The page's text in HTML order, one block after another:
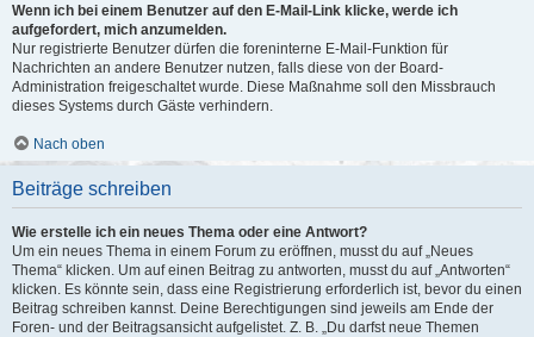
Wenn ich bei einem Benutzer auf den E-Mail-Link klicke, werde ich
aufgefordert, mich anzumelden.
Nur registrierte Benutzer dürfen die foreninterne E-Mail-Funktion für
Nachrichten an andere Benutzer nutzen, falls diese von der Board-
Administration freigeschaltet wurde. Diese Maßnahme soll den Missbrauch
dieses Systems durch Gäste verhindern.
Nach oben
Beiträge schreiben
Wie erstelle ich ein neues Thema oder eine Antwort?
Um ein neues Thema in einem Forum zu eröffnen, musst du auf „Neues
Thema“ klicken. Um auf einen Beitrag zu antworten, musst du auf „Antworten“
klicken. Es könnte sein, dass eine Registrierung erforderlich ist, bevor du einen
Beitrag schreiben kannst. Deine Berechtigungen sind jeweils am Ende der
Foren- und der Beitragsansicht aufgelistet. Z. B. „Du darfst neue Themen